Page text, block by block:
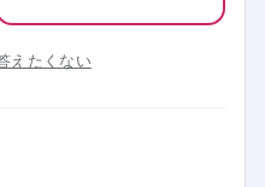
えたくない